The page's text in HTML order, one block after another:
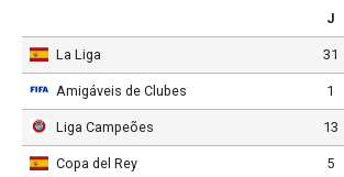
J
La Liga 31
Amigáveis de Clubes 1
Liga Campeões 13
Copa del Rey 5